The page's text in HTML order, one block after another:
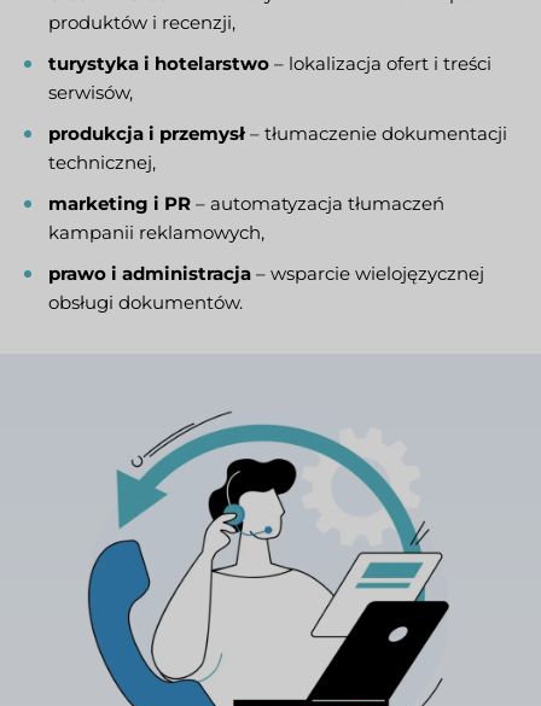
produktów i recenzji,
turystyka i hotelarstwo – lokalizacja ofert i treści
serwisów,
produkcja i przemysł – tłumaczenie dokumentacji
technicznej,
marketing i PR – automatyzacja tłumaczeń
kampanii reklamowych,
prawo i administracja – wsparcie wielojęzycznej
obsługi dokumentów.